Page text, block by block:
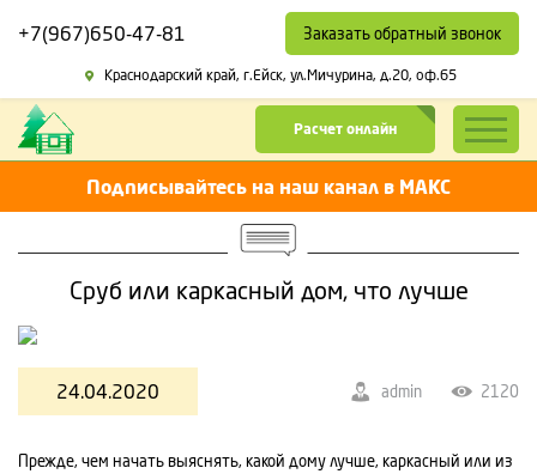
Краснодарский край, г.Ейск, ул.Мичурина, д.20, оф.65
+7(967)650-47-81 Заказать обратный звонок
Расчет онлайн
Подписывайтесь на наш канал в МАКС
Сруб или каркасный дом, что лучше
24.04.2020 admin 2120
Прежде, чем начать выяснять, какой дому лучше, каркасный или из